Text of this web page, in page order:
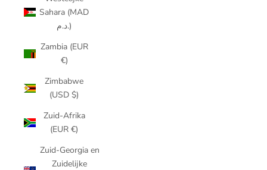
Sahara (MAD
د.م.)
Zambia (EUR
€)
Zimbabwe
(USD $)
Zuid-Afrika
(EUR €)
Zuid-Georgia en
Zuidelijke